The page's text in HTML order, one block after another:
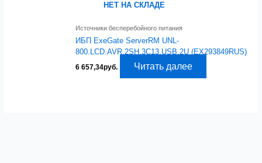
НЕТ НА СКЛАДЕ
Источники бесперебойного питания
ИБП ExeGate ServerRM UNL-
800.LCD.AVR.2SH.3C13.USB.2U (EX293849RUS)
6 657,34руб. Читать далее